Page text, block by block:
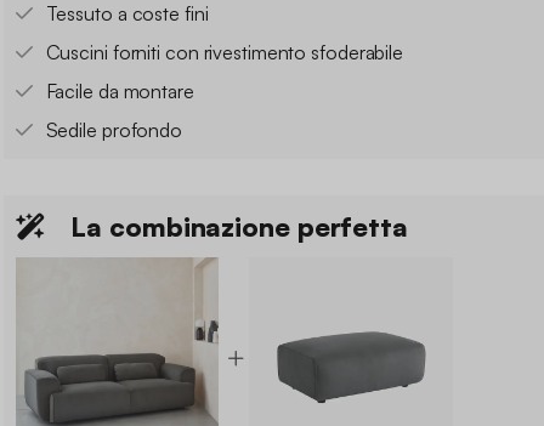
Tessuto a coste fini
Cuscini forniti con rivestimento sfoderabile
Facile da montare
Sedile profondo
La combinazione perfetta